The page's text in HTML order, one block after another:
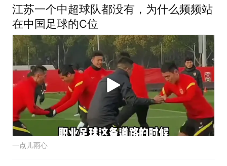
江苏一个中超球队都没有，为什么频频站
在中国足球的C位
一点儿雨心